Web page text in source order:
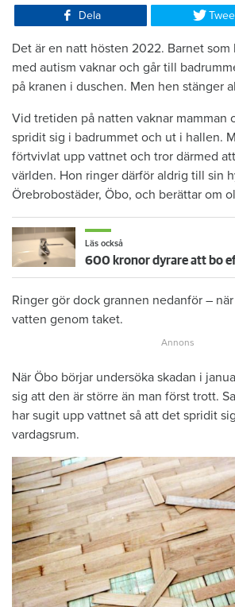
Dela
Det är en natt hösten 2022. Barnet som
med autism vaknar och går till
på kranen i duschen. Men hen stänger
Vid tretiden på natten vaknar mamman
spridit sig i badrummet och ut i hallen.
förtvivlat upp vattnet och tror därmed
världen. Hon ringer därför aldrig till sin
Örebrobostäder, Öbo, och berättar om
Läs också
Ringer gör dock grannen nedanför –
vatten genom taket.
När Öbo börjar undersöka skadan i
sig att den är större än man först trott.
har sugit upp vattnet så att det spridit
vardagsrum.